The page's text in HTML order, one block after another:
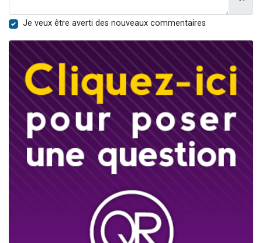
Je veux être averti des nouveaux commentaires